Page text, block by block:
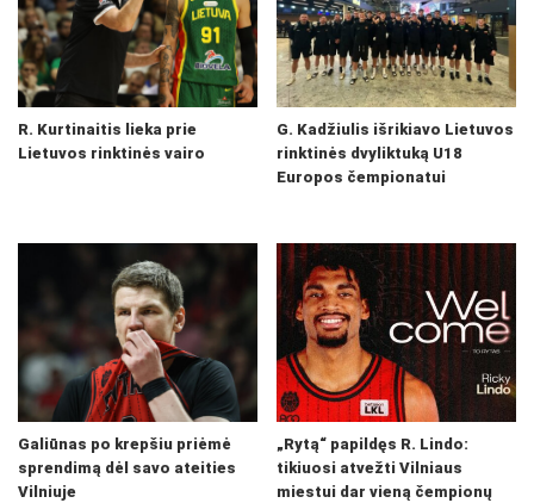
R. Kurtinaitis lieka prie
Lietuvos rinktinės vairo
G. Kadžiulis išrikiavo Lietuvos
rinktinės dvyliktuką U18
Europos čempionatui
Galiūnas po krepšiu priėmė
sprendimą dėl savo ateities
Vilniuje
„Rytą“ papildęs R. Lindo:
tikiuosi atvežti Vilniaus
miestui dar vieną čempionų